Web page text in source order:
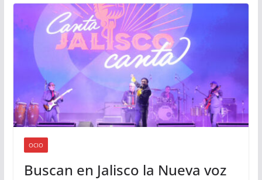
OCIO
Buscan en Jalisco la Nueva voz